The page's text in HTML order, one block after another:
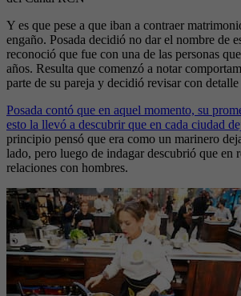
Y es que pese a que iban a contraer
engaño. Posada decidió no dar el nombre de
reconoció que fue con una de las personas
años. Resulta que comenzó a notar
parte de su pareja y decidió revisar con detalle
Posada contó que en aquel momento, su
esto la llevó a descubrir que en cada ciudad
principio pensó que era como un marinero
lado, pero luego de indagar descubrió que en
relaciones con hombres.